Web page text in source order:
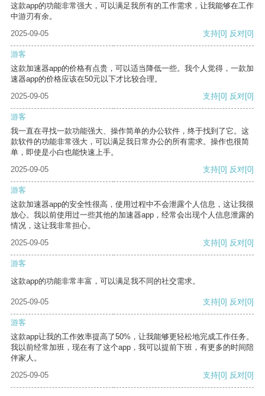
这款app的功能非常强大，可以满足我所有的工作需求，让我能够在工作
中游刃有余。
2025-09-05
支持[0] 反对[0]
游客
这款加速器app的价格有点贵，可以适当降低一些。我个人觉得，一款加
速器app的价格应该在50元以下才比较合理。
2025-09-05
支持[0] 反对[0]
游客
我一直在寻找一款功能强大、操作简单的办公软件，终于找到了它。这
款软件的功能非常强大，可以满足我日常办公的所有需求。操作也很简
单，即使是小白也能快速上手。
2025-09-05
支持[0] 反对[0]
游客
这款加速器app的安全性很高，使用过程中不会泄露个人信息，这让我很
放心。我以前使用过一些其他的加速器app，经常会出现个人信息泄露的
情况，这让我非常担心。
2025-09-05
支持[0] 反对[0]
游客
这款app的功能非常丰富，可以满足我不同的社交需求。
2025-09-05 支持[0] 反对[0]
游客
这款app让我的工作效率提高了50%，让我能够更轻松地完成工作任务。
我以前经常加班，现在有了这个app，我可以提前下班，有更多的时间陪
伴家人。
2025-09-05
支持[0] 反对[0]